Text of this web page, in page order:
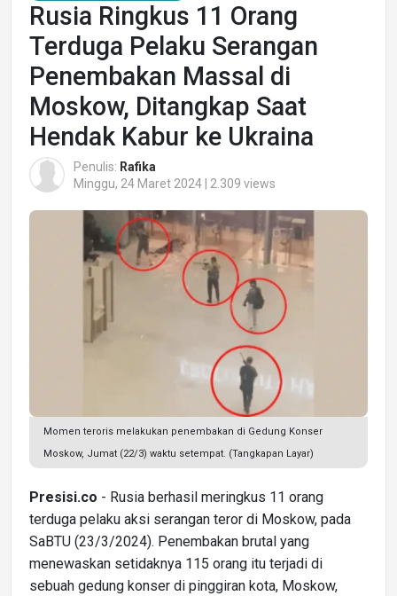
Rusia Ringkus 11 Orang
Terduga Pelaku Serangan
Penembakan Massal di
Moskow, Ditangkap Saat
Hendak Kabur ke Ukraina
Penulis: Rafika
Minggu, 24 Maret 2024 | 2.309 views
Momen teroris melakukan penembakan di Gedung Konser
Moskow, Jumat (22/3) waktu setempat. (Tangkapan Layar)
Presisi.co - Rusia berhasil meringkus 11 orang
terduga pelaku aksi serangan teror di Moskow, pada
SaBTU (23/3/2024). Penembakan brutal yang
menewaskan setidaknya 115 orang itu terjadi di
sebuah gedung konser di pinggiran kota, Moskow,